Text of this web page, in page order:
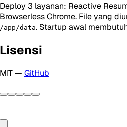
Deploy 3 layanan: Reactive
Browserless Chrome. File yang
/app/data. Startup awal
Lisensi
MIT — GitHub